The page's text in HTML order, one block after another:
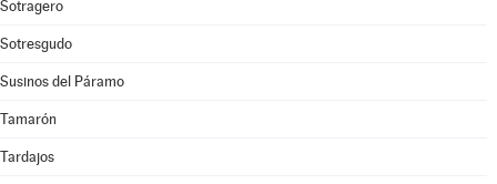
Sotragero
Sotresgudo
Susinos del Páramo
Tamarón
Tardajos